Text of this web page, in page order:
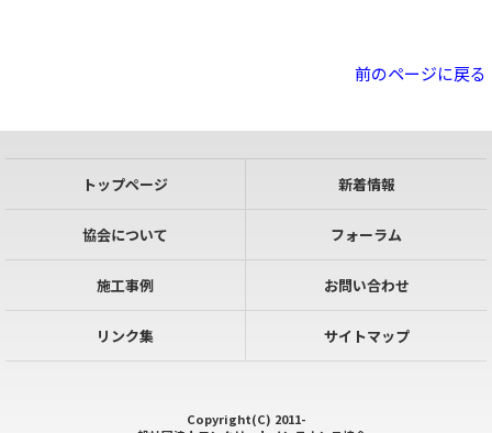
前のページに戻る
トップページ 新着情報
協会について フォーラム
施工事例 お問い合わせ
リンク集 サイトマップ
Copyright(C) 2011-